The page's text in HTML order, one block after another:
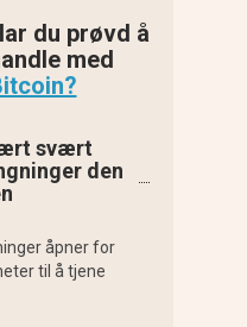
du prøvd å
med
svært
den
åpner for
til å tjene